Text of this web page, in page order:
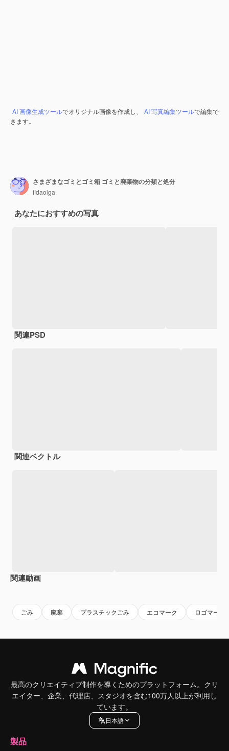
AI 画像生成ツールでオリジナル画像を作成し、 AI 写真編集ツールで編集で
きます。
さまざまなゴミとゴミ箱 ゴミと廃棄物の分類と処分
fidaolga
あなたにおすすめの写真
関連PSD
関連ベクトル
関連動画
ごみ 廃棄 プラスチックごみ エコマーク ロゴマーク
最高のクリエイティブ制作を導くためのプラットフォーム。クリ
エイター、企業、代理店、スタジオを含む100万人以上が利用し
ています。
日本語
製品